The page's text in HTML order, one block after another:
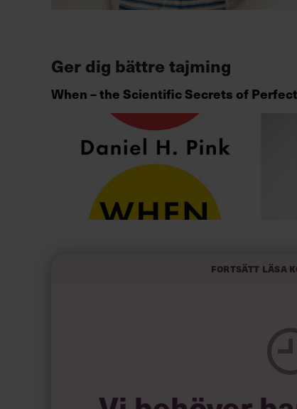
Ger dig bättre tajming
When – the Scientific Secrets of
Daniel Pink, som utnämnts till en av
Fortsätt läsa